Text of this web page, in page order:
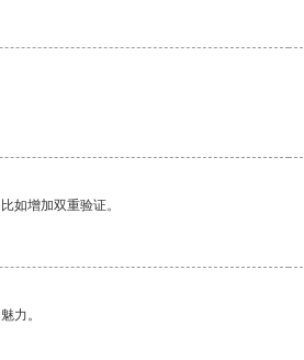
如增加双重验证。
力。